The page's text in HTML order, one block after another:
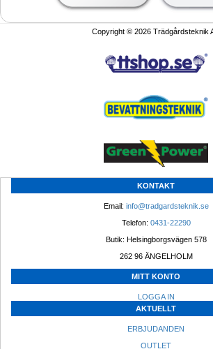
Copyright © 2026 Trädgårdsteknik
KONTAKT
Email: info@tradgardsteknik.se
Telefon: 0431-22290
Butik: Helsingborgsvägen 578
262 96 ÄNGELHOLM
MITT KONTO
LOGGA IN
AKTUELLT
ERBJUDANDEN
OUTLET